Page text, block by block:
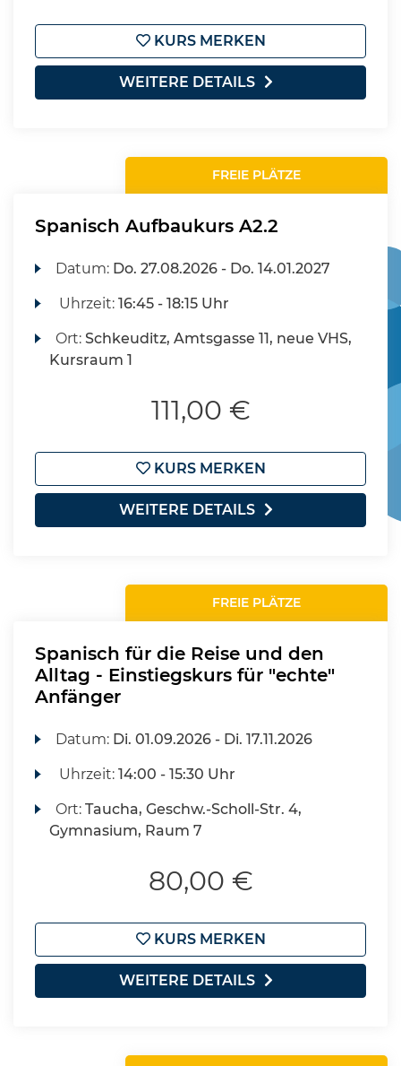
KURS MERKEN
WEITERE DETAILS
FREIE PLÄTZE
Spanisch Aufbaukurs A2.2
Datum: Do. 27.08.2026 - Do. 14.01.2027
Uhrzeit:16:45 - 18:15 Uhr
Ort:Schkeuditz, Amtsgasse 11, neue VHS,
Kursraum 1
111,00 €
KURS MERKEN
WEITERE DETAILS
FREIE PLÄTZE
Spanisch für die Reise und den
Alltag - Einstiegskurs für "echte"
Anfänger
Datum: Di. 01.09.2026 - Di. 17.11.2026
Uhrzeit:14:00 - 15:30 Uhr
Ort:Taucha, Geschw.-Scholl-Str. 4,
Gymnasium, Raum 7
80,00 €
KURS MERKEN
WEITERE DETAILS